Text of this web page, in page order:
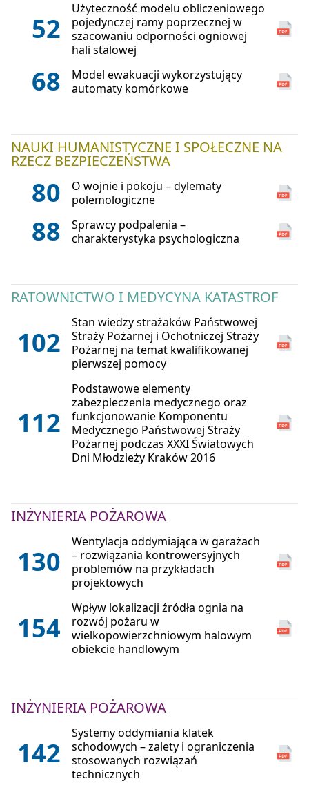
52
Użyteczność modelu obliczeniowego
pojedynczej ramy poprzecznej w
szacowaniu odporności ogniowej
hali stalowej
68
Model ewakuacji wykorzystujący
automaty komórkowe
NAUKI HUMANISTYCZNE I SPOŁECZNE NA
RZECZ BEZPIECZEŃSTWA
80
O wojnie i pokoju – dylematy
polemologiczne
88
Sprawcy podpalenia –
charakterystyka psychologiczna
RATOWNICTWO I MEDYCYNA KATASTROF
102
Stan wiedzy strażaków Państwowej
Straży Pożarnej i Ochotniczej Straży
Pożarnej na temat kwalifikowanej
pierwszej pomocy
112
Podstawowe elementy
zabezpieczenia medycznego oraz
funkcjonowanie Komponentu
Medycznego Państwowej Straży
Pożarnej podczas XXXI Światowych
Dni Młodzieży Kraków 2016
INŻYNIERIA POŻAROWA
130
Wentylacja oddymiająca w garażach
– rozwiązania kontrowersyjnych
problemów na przykładach
projektowych
154
Wpływ lokalizacji źródła ognia na
rozwój pożaru w
wielkopowierzchniowym halowym
obiekcie handlowym
INŻYNIERIA POŻAROWA
142
Systemy oddymiania klatek
schodowych – zalety i ograniczenia
stosowanych rozwiązań
technicznych